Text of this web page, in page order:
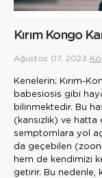
Kırım Kongo
Ağustos 07, 2023
Kenelerin; Kırım-
babesiosis gibi
bilinmektedir. Bu
(kansızlık) ve
semptomlara yol
da geçebilen
hem de kendimizi
getirir. Bu nedenle,